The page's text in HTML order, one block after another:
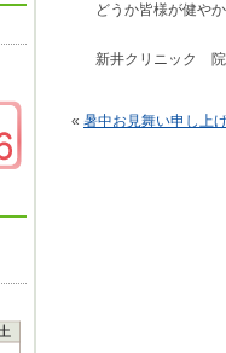
どうか皆様が健や
新井クリニック
« 暑中お見舞い申し上